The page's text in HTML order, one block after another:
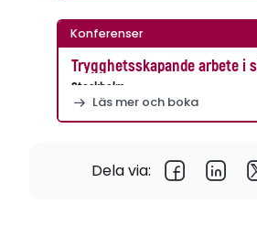
Konferenser
Trygghetsskapande arbete i
Stockholm
Läs mer och boka
Dela via: